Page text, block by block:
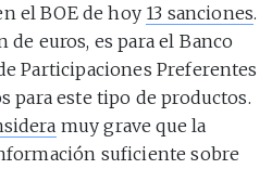
el BOE de hoy 13 sanciones.
euros, es para el Banco
Participaciones Preferentes
para este tipo de productos.
muy grave que la
suficiente sobre